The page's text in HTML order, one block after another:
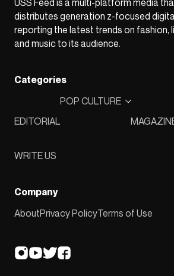
distributes generation z-focused
reporting the latest trends on fashion,
and music to its audience.
Categories
EDITORIAL
POP CULTURE
WRITE US
Company
AboutPrivacy PolicyTerms of Use